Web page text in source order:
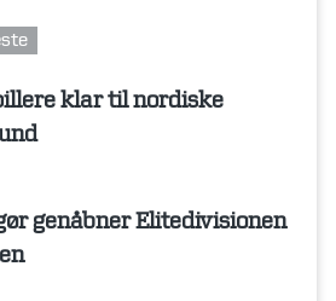
klar til nordiske
genåbner Elitedivisionen